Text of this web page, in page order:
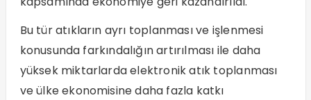
Bu tür atıkların ayrı toplanması ve işlenmesi
konusunda farkındalığın artırılması ile daha
yüksek miktarlarda elektronik atık toplanması
ve ülke ekonomisine daha fazla katkı